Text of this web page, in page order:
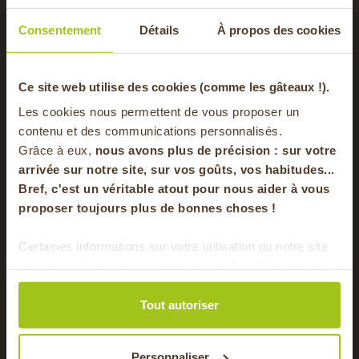
Consentement Détails À propos des cookies
Ce site web utilise des cookies (comme les gâteaux !).
Les cookies nous permettent de vous proposer un
contenu et des communications personnalisés.
Grâce à eux, nous avons plus de précision : sur votre
arrivée sur notre site, sur vos goûts, vos habitudes...
Bref, c'est un véritable atout pour nous aider à vous
proposer toujours plus de bonnes choses !
Certaines informations sur votre utilisation du notre site
de publicité et d'analyse. Ces données peuvent être
combinées avec d'autres informations que vous leur
avez fournies ou qu'ils ont collectées lors de votre
Tout autoriser
Poids du produit
Provenance du produit
Rhône
Saisons
Automne, Hiver
Dégustation
A cuisiner
-20% offerts sur
votre panier
en vous inscrivant à notre newsletter
Pour faire le plein chaque semaine de bons
produits locaux & de saison !